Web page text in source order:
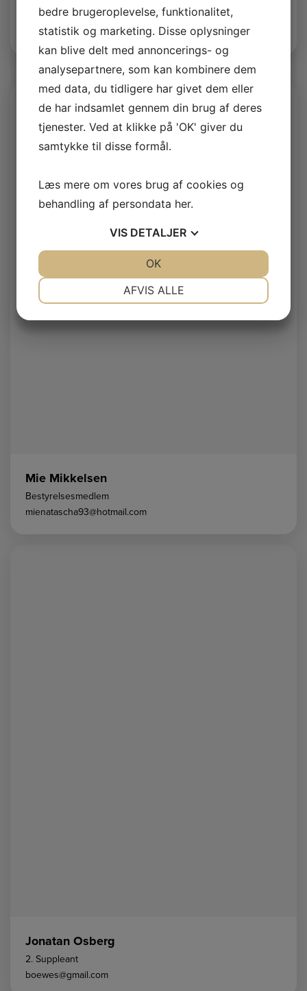
Marlene Kruse
Bestyrelsesmedlem
Mie Mikkelsen
Bestyrelsesmedlem
mienatascha93@hotmail.com
Jonatan Osberg
2. Suppleant
boewes@gmail.com
bedre brugeroplevelse, funktionalitet,
statistik og marketing. Disse oplysninger
kan blive delt med annoncerings- og
analysepartnere, som kan kombinere dem
med data, du tidligere har givet dem eller
de har indsamlet gennem din brug af deres
tjenester. Ved at klikke på 'OK' giver du
samtykke til disse formål.
Læs mere om vores brug af cookies og
behandling af persondata her.
VIS DETALJER
AFVIS ALLE
OK